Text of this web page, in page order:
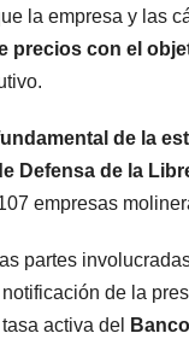
la empresa y las
con el
de la
Defensa de la
empresas
partes
de la
activa del